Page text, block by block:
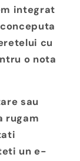
integrat
cu
o nota
sau
rugam
un e-